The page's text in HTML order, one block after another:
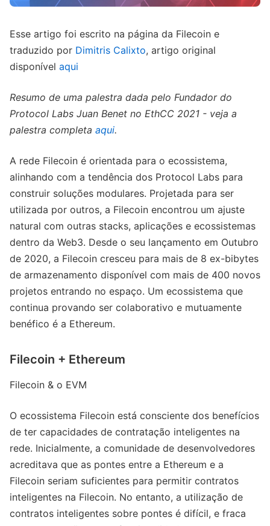
Esse artigo foi escrito na página da Filecoin e
traduzido por Dimitris Calixto, artigo original
disponível aqui
Resumo de uma palestra dada pelo Fundador do
Protocol Labs Juan Benet no EthCC 2021 - veja a
palestra completa aqui.
A rede Filecoin é orientada para o ecossistema,
alinhando com a tendência dos Protocol Labs para
construir soluções modulares. Projetada para ser
utilizada por outros, a Filecoin encontrou um ajuste
natural com outras stacks, aplicações e ecossistemas
dentro da Web3. Desde o seu lançamento em Outubro
de 2020, a Filecoin cresceu para mais de 8 ex-bibytes
de armazenamento disponível com mais de 400 novos
projetos entrando no espaço. Um ecossistema que
continua provando ser colaborativo e mutuamente
benéfico é a Ethereum.
Filecoin + Ethereum
Filecoin & o EVM
O ecossistema Filecoin está consciente dos benefícios
de ter capacidades de contratação inteligentes na
rede. Inicialmente, a comunidade de desenvolvedores
acreditava que as pontes entre a Ethereum e a
Filecoin seriam suficientes para permitir contratos
inteligentes na Filecoin. No entanto, a utilização de
contratos inteligentes sobre pontes é difícil, e fraca